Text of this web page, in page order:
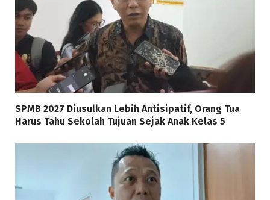
SPMB 2027 Diusulkan Lebih Antisipatif, Orang Tua
Harus Tahu Sekolah Tujuan Sejak Anak Kelas 5